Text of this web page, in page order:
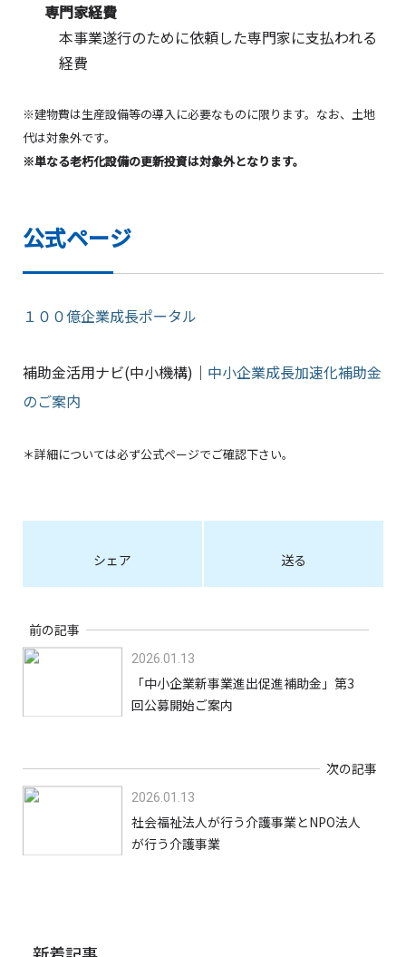
専門家経費
本事業遂行のために依頼した専門家に支払われる
経費
※建物費は生産設備等の導入に必要なものに限ります。なお、土地
代は対象外です。
※単なる老朽化設備の更新投資は対象外となります。
公式ページ
１００億企業成長ポータル
補助金活用ナビ(中小機構)｜ 中小企業成長加速化補助金
のご案内
＊詳細については必ず公式ページでご確認下さい。
シェア 送る
前の記事
2026.01.13
「中小企業新事業進出促進補助金」第3
回公募開始ご案内
次の記事
2026.01.13
社会福祉法人が行う介護事業とNPO法人
が行う介護事業